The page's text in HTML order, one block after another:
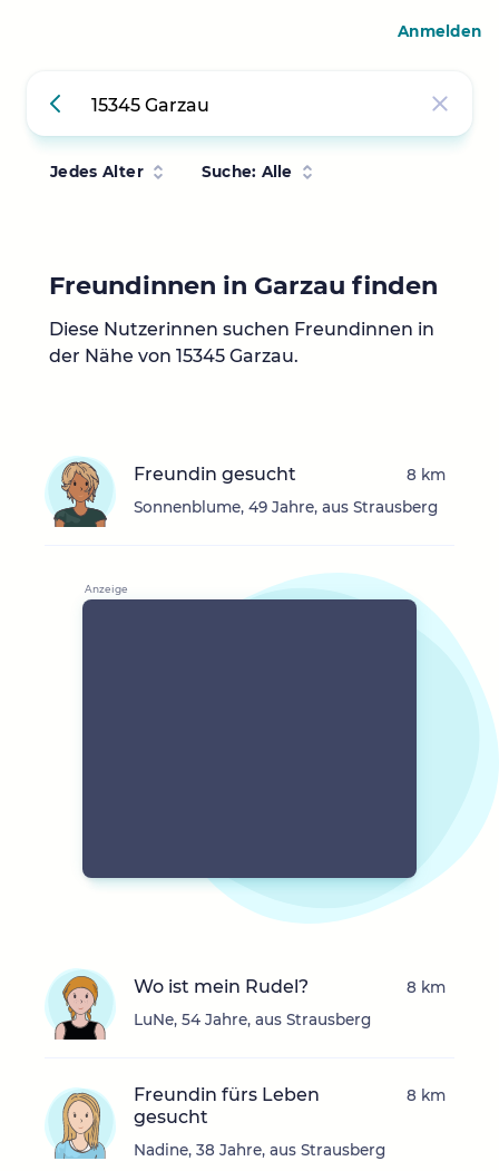
Jedes Alter Suche: Alle
Freundinnen in Garzau finden
Diese Nutzerinnen suchen Freundinnen in
der Nähe von 15345 Garzau.
Freundin gesucht
Sonnenblume, 49 Jahre, aus Strausberg
8 km
Wo ist mein Rudel?
LuNe, 54 Jahre, aus Strausberg
8 km
Freundin fürs Leben
gesucht
Nadine, 38 Jahre, aus Strausberg
8 km
Anmelden